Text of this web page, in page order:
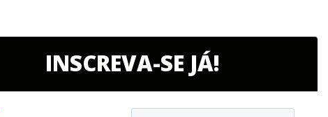
INSCREVA-SE JÁ!